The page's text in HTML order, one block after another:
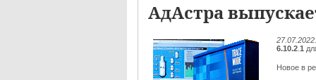
АдАстра
6.10.2 1
Новое в